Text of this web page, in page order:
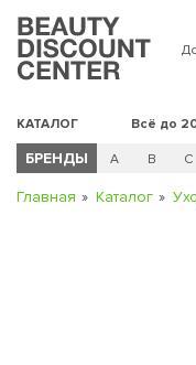
КАТАЛОГ Всё до
БРЕНДЫ A B C
Главная Каталог